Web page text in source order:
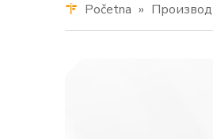
Početna » Производ